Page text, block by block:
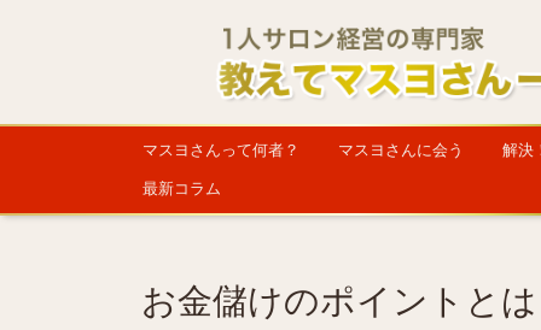
マスヨさんって何者？ マスヨさんに会う 解決
最新コラム
お金儲けのポイン